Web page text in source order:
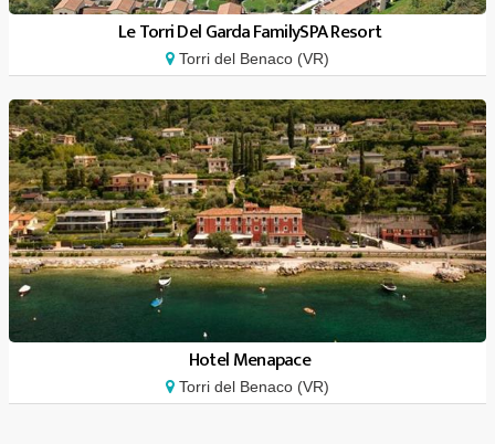
Le Torri Del Garda FamilySPA Resort
Torri del Benaco (VR)
Hotel Menapace
Torri del Benaco (VR)